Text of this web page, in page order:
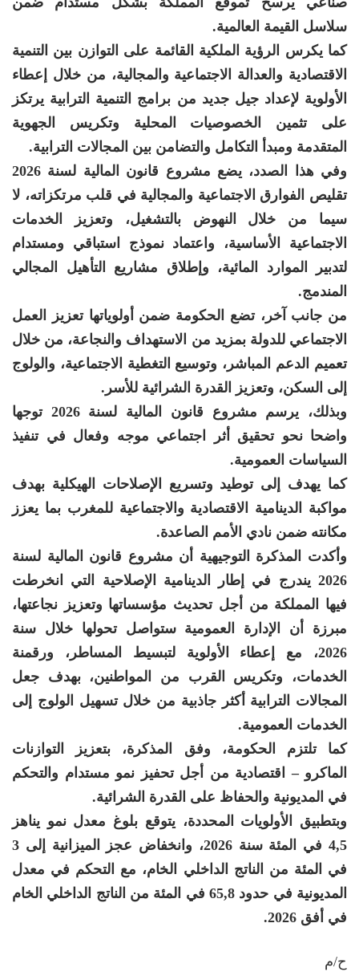
سلاسل القيمة العالمية.
كما يكرس الرؤية الملكية القائمة على التوازن بين التنمية
الاقتصادية والعدالة الاجتماعية والمجالية، من خلال إعطاء
الأولوية لإعداد جيل جديد من برامج التنمية الترابية يرتكز
على تثمين الخصوصيات المحلية وتكريس الجهوية
المتقدمة ومبدأ التكامل والتضامن بين المجالات الترابية.
وفي هذا الصدد، يضع مشروع قانون المالية لسنة 2026
تقليص الفوارق الاجتماعية والمجالية في قلب مرتكزاته، لا
سيما من خلال النهوض بالتشغيل، وتعزيز الخدمات
الاجتماعية الأساسية، واعتماد نموذج استباقي ومستدام
لتدبير الموارد المائية، وإطلاق مشاريع التأهيل المجالي
المندمج.
من جانب آخر، تضع الحكومة ضمن أولوياتها تعزيز العمل
الاجتماعي للدولة بمزيد من الاستهداف والنجاعة، من خلال
تعميم الدعم المباشر، وتوسيع التغطية الاجتماعية، والولوج
إلى السكن، وتعزيز القدرة الشرائية للأسر.
وبذلك، يرسم مشروع قانون المالية لسنة 2026 توجها
واضحا نحو تحقيق أثر اجتماعي موجه وفعال في تنفيذ
السياسات العمومية.
كما يهدف إلى توطيد وتسريع الإصلاحات الهيكلية بهدف
مواكبة الدينامية الاقتصادية والاجتماعية للمغرب بما يعزز
مكانته ضمن نادي الأمم الصاعدة.
وأكدت المذكرة التوجيهية أن مشروع قانون المالية لسنة
2026 يندرج في إطار الدينامية الإصلاحية التي انخرطت
فيها المملكة من أجل تحديث مؤسساتها وتعزيز نجاعتها،
مبرزة أن الإدارة العمومية ستواصل تحولها خلال سنة
2026، مع إعطاء الأولوية لتبسيط المساطر، ورقمنة
الخدمات، وتكريس القرب من المواطنين، بهدف جعل
المجالات الترابية أكثر جاذبية من خلال تسهيل الولوج إلى
الخدمات العمومية.
كما تلتزم الحكومة، وفق المذكرة، بتعزيز التوازنات
الماكرو – اقتصادية من أجل تحفيز نمو مستدام والتحكم
في المديونية والحفاظ على القدرة الشرائية.
وبتطبيق الأولويات المحددة، يتوقع بلوغ معدل نمو يناهز
4,5 في المئة سنة 2026، وانخفاض عجز الميزانية إلى 3
في المئة من الناتج الداخلي الخام، مع التحكم في معدل
المديونية في حدود 65,8 في المئة من الناتج الداخلي الخام
في أفق 2026.
ح/م